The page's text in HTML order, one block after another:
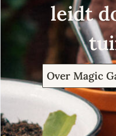
leidt
Over Magic